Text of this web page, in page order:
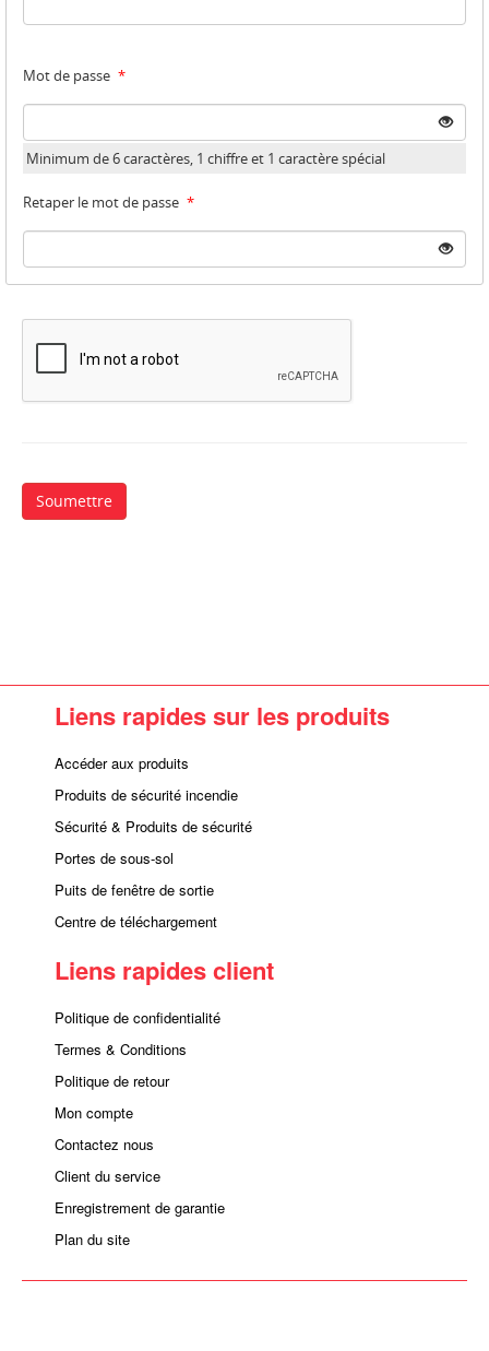
Mot de passe *
Minimum de 6 caractères, 1 chiffre et 1 caractère spécial
Retaper le mot de passe *
Liens rapides sur les produits
Accéder aux produits
Produits de sécurité incendie
Sécurité & Produits de sécurité
Portes de sous-sol
Puits de fenêtre de sortie
Centre de téléchargement
Liens rapides client
Politique de confidentialité
Termes & Conditions
Politique de retour
Mon compte
Contactez nous
Client du service
Enregistrement de garantie
Plan du site